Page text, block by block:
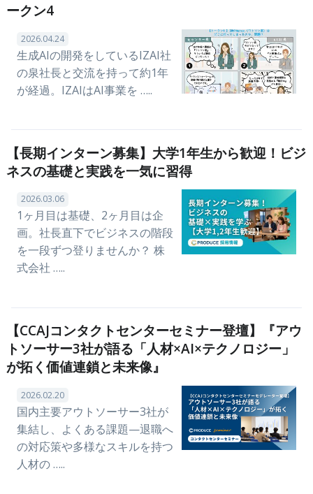
ークン4
2026.04.24
生成AIの開発をしているIZAI社
の泉社長と交流を持って約1年
が経過。IZAIはAI事業を …..
【長期インターン募集】大学1年生から歓迎！ビジ
ネスの基礎と実践を一気に習得
2026.03.06
1ヶ月目は基礎、2ヶ月目は企
画。社長直下でビジネスの階段
を一段ずつ登りませんか？ 株
式会社 …..
【CCAJコンタクトセンターセミナー登壇】『アウ
トソーサー3社が語る「人材×AI×テクノロジー」
が拓く価値連鎖と未来像』
2026.02.20
国内主要アウトソーサー3社が
集結し、よくある課題—退職へ
の対応策や多様なスキルを持つ
人材の …..